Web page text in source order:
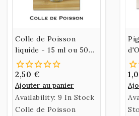
Colle de Poisson
liquide - 15 ml ou 50
ml
2,50 €
Ajouter au panier
Availability: 9 In Stock
Colle de Poisson